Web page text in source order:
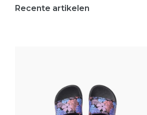
Recente artikelen